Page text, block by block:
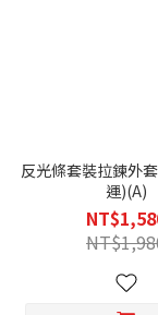
反光條套裝拉鍊外
運)(A)